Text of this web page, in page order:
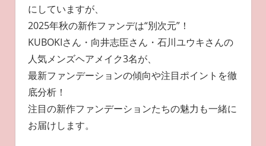
にしていますが、
2025年秋の新作ファンデは“別次元”！
KUBOKIさん・向井志臣さん・石川ユウキさんの
人気メンズヘアメイク3名が、
最新ファンデーションの傾向や注目ポイントを徹
底分析！
注目の新作ファンデーションたちの魅力も一緒に
お届けします。